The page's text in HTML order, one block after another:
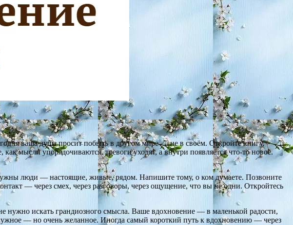
ваша душа просит побыть в другом мире — не в своём. Откройте книгу,
мысли упорядочиваются, тревоги уходят, а внутри появляется что-то новое.
люди — настоящие, живые, рядом. Напишите тому, о ком думаете. Позвоните
— через смех, через разговоры, через ощущение, что вы не одни. Откройтесь
нужно искать грандиозного смысла. Ваше вдохновение — в маленькой радости,
— но очень желанное. Иногда самый короткий путь к вдохновению — через